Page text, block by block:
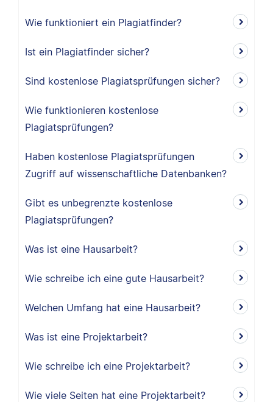
Wie funktioniert ein Plagiatfinder?
Ist ein Plagiatfinder sicher?
Sind kostenlose Plagiatsprüfungen sicher?
Wie funktionieren kostenlose
Plagiatsprüfungen?
Haben kostenlose Plagiatsprüfungen
Zugriff auf wissenschaftliche Datenbanken?
Gibt es unbegrenzte kostenlose
Plagiatsprüfungen?
Was ist eine Hausarbeit?
Wie schreibe ich eine gute Hausarbeit?
Welchen Umfang hat eine Hausarbeit?
Was ist eine Projektarbeit?
Wie schreibe ich eine Projektarbeit?
Wie viele Seiten hat eine Projektarbeit?